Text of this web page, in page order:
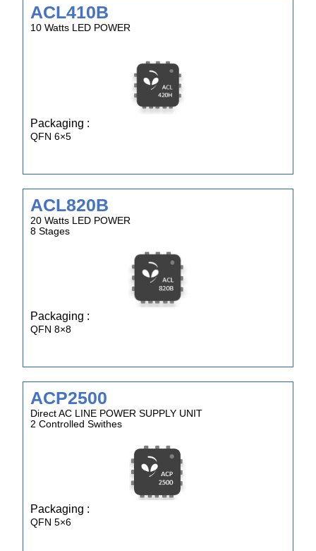
ACL410B
10 Watts LED POWER
Packaging :
QFN 6×5
ACL820B
20 Watts LED POWER
8 Stages
Packaging :
QFN 8×8
ACP2500
Direct AC LINE POWER SUPPLY UNIT
2 Controlled Swithes
Packaging :
QFN 5×6